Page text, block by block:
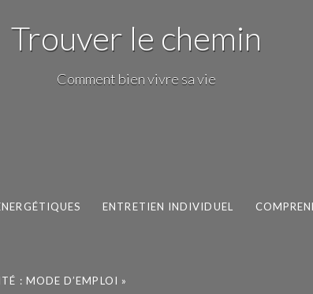
Trouver le chemin
Comment bien vivre sa vie
ENTRETIEN INDIVIDUEL
: MODE D’EMPLOI »